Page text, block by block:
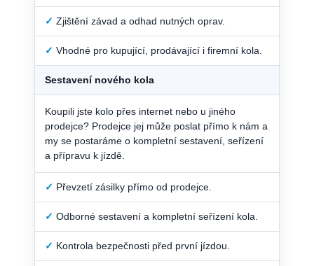
✓ Zjištění závad a odhad nutných oprav.
✓ Vhodné pro kupující, prodávající i firemní kola.
Sestavení nového kola
Koupili jste kolo přes internet nebo u jiného
prodejce? Prodejce jej může poslat přímo k nám a
my se postaráme o kompletní sestavení, seřízení
a přípravu k jízdě.
✓ Převzetí zásilky přímo od prodejce.
✓ Odborné sestavení a kompletní seřízení kola.
✓ Kontrola bezpečnosti před první jízdou.